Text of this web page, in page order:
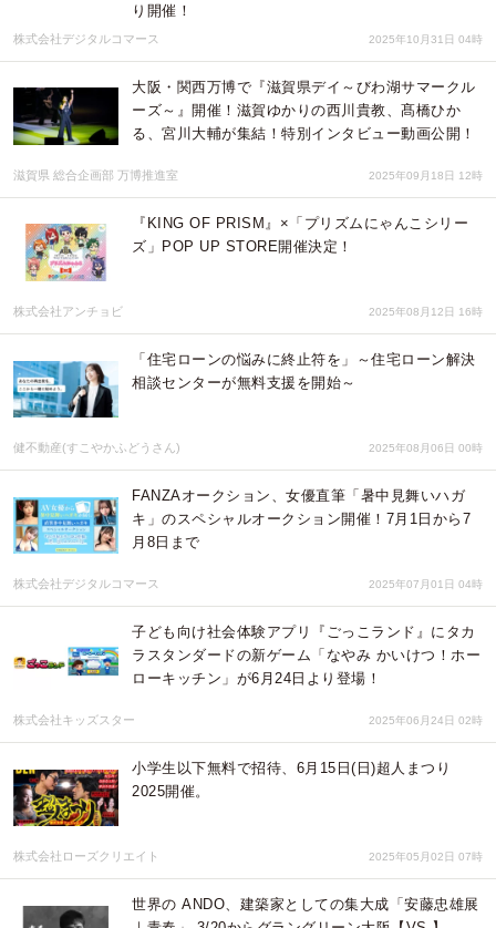
り開催！
株式会社デジタルコマース 2025年10月31日 04時
大阪・関西万博で『滋賀県デイ～びわ湖サマークル
ーズ～』開催！滋賀ゆかりの西川貴教、髙橋ひか
る、宮川大輔が集結！特別インタビュー動画公開！
滋賀県 総合企画部 万博推進室 2025年09月18日 12時
『KING OF PRISM』×「プリズムにゃんこシリー
ズ」POP UP STORE開催決定！
株式会社アンチョビ 2025年08月12日 16時
「住宅ローンの悩みに終止符を」～住宅ローン解決
相談センターが無料支援を開始～
健不動産(すこやかふどうさん) 2025年08月06日 00時
FANZAオークション、女優直筆「暑中見舞いハガ
キ」のスペシャルオークション開催！7月1日から7
月8日まで
株式会社デジタルコマース 2025年07月01日 04時
子ども向け社会体験アプリ『ごっこランド』にタカ
ラスタンダードの新ゲーム「なやみ かいけつ！ホー
ローキッチン」が6月24日より登場！
株式会社キッズスター 2025年06月24日 02時
小学生以下無料で招待、6月15日(日)超人まつり
2025開催。
株式会社ローズクリエイト 2025年05月02日 07時
世界の ANDO、建築家としての集大成「安藤忠雄展